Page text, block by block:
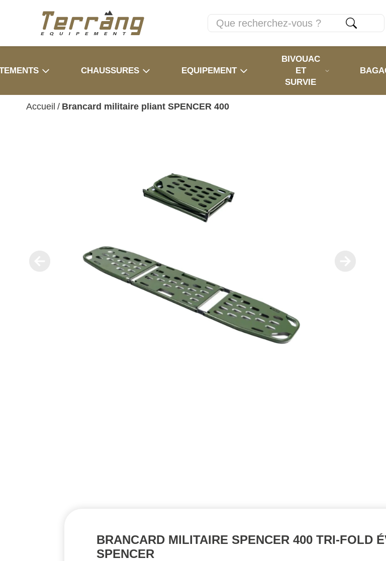
CHAUSSURES EQUIPEMENT
BIVOUAC
ET
SURVIE
Accueil / Brancard militaire pliant SPENCER 400
BRANCARD MILITAIRE SPENCER 400 TRI-FOLD
SPENCER